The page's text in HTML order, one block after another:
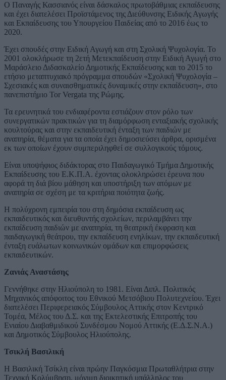
Ο Παναγής Κασσιανός είναι δάσκαλος πρωτοβάθμιας εκπαίδευσης
και έχει διατελέσει Προϊστάμενος της Διεύθυνσης Ειδικής Αγωγής
και Εκπαίδευσης του Υπουργείου Παιδείας από το 2016 έως το
2020.
Έχει σπουδές στην Ειδική Αγωγή και στη Σχολική Ψυχολογία. Το
2001 ολοκλήρωσε τη 2ετή Μετεκπαίδευση στην Ειδική Αγωγή στο
Μαράσλειο Διδασκαλείο Δημοτικής Εκπαίδευσης και το 2015 το
ετήσιο μεταπτυχιακό πρόγραμμα σπουδών «Σχολική Ψυχολογία –
Σχεσιακές και συναισθηματικές δυναμικές στην εκπαίδευση», στο
πανεπιστήμιο Tor Vergata της Ρώμης.
Τα ερευνητικά του ενδιαφέροντα εστιάζουν στον ρόλο των
συνεργατικών πρακτικών για τη διαμόρφωση ενταξιακής σχολικής
κουλτούρας και στην εκπαιδευτική ένταξη των παιδιών με
αναπηρία, θέματα για τα οποία έχει δημοσιεύσει άρθρα, ορισμένα
εκ των οποίων έχουν συμπεριληφθεί σε συλλογικούς τόμους.
Είναι υποψήφιος διδάκτορας στο Παιδαγωγικό Τμήμα Δημοτικής
Εκπαίδευσης του Ε.Κ.Π.Α. έχοντας ολοκληρώσει έρευνα που
αφορά τη διά βίου μάθηση και υποστήριξη των ατόμων με
αναπηρία σε σχέση με τα κριτήρια ποιότητα ζωής.
Η πολύχρονη εμπειρία του στη δημόσια εκπαίδευση ως
εκπαιδευτικός και διευθυντής σχολείων, περιλαμβάνει την
εκπαίδευση παιδιών με αναπηρία, τη θεατρική έκφραση και
παιδαγωγική θεάτρου, την εκπαίδευση ενηλίκων, την εκπαιδευτική
ένταξη ευάλωτων κοινωνικών ομάδων και επιμορφώσεις
εκπαιδευτικών.
Ζανιάς Αναστάσης
Γεννήθηκε στην Ηλιούπολη το 1981. Είναι Διπλ. Πολιτικός
Μηχανικός απόφοιτος του Εθνικού Μετσόβιου Πολυτεχνείου. Έχει
διατελέσει Περιφερειακός Σύμβουλος Αττικής στον Κεντρικό
Τομέα, Μέλος του Δ.Σ. και της Εκτελεστικής Επιτροπής του
Ενιαίου Διαβαθμιδικού Συνδέσμου Νομού Αττικής (Ε.Δ.Σ.Ν.Α.)
και Δημοτικός Σύμβουλος Ηλιούπολης.
Τσικλή Βασιλική
Η Βασιλική Τσίκλη είναι πρώην Παγκόσμια Πρωταθλήτρια στην
Τεχνική Κολύμβηση, μόνιμη διοικητική υπάλληλος του